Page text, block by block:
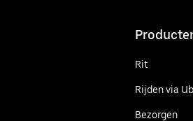
Rit
Rijden via
Bezorgen